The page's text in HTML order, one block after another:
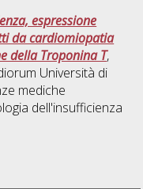
espressione
da cardiomiopatia
della Troponina T,
Università di
mediche
dell'insufficienza